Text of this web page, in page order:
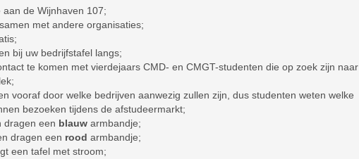
de Wijnhaven 107;
met andere organisaties;
bij uw bedrijfstafel langs;
te komen met vierdejaars CMD- en CMGT-studenten die op zoek zijn naar
vooraf door welke bedrijven aanwezig zullen zijn, dus studenten weten welke
bezoeken tijdens de afstudeermarkt;
dragen een blauwarmbandje;
dragen een rood armbandje;
een tafel met stroom;